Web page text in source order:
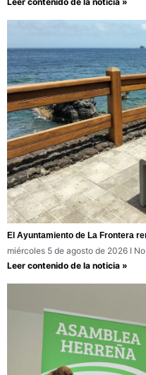
El Ayuntamiento de La Frontera
miércoles 5 de agosto de 2026
Leer contenido de la noticia »